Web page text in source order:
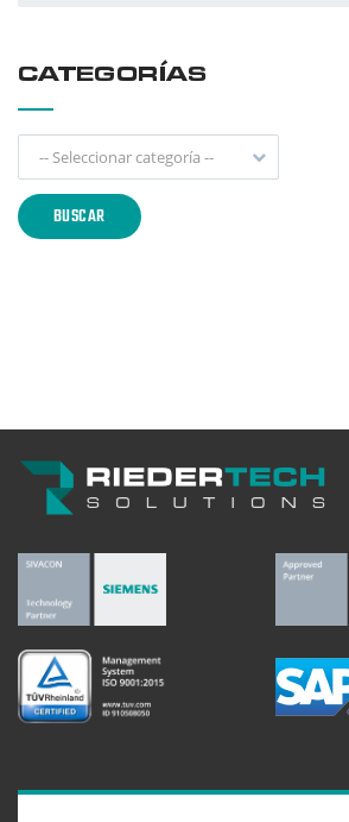
CATEGORÍAS
-- Seleccionar categoría --
BUSCAR